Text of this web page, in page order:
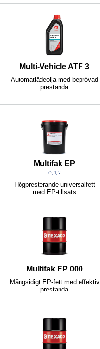
Multi-Vehicle ATF 3
Automatlådeolja med beprövad
prestanda
Multifak EP
0, 1, 2
Högpresterande universalfett
med EP-tillsats
Multifak EP 000
Mångsidigt EP-fett med effektiv
prestanda